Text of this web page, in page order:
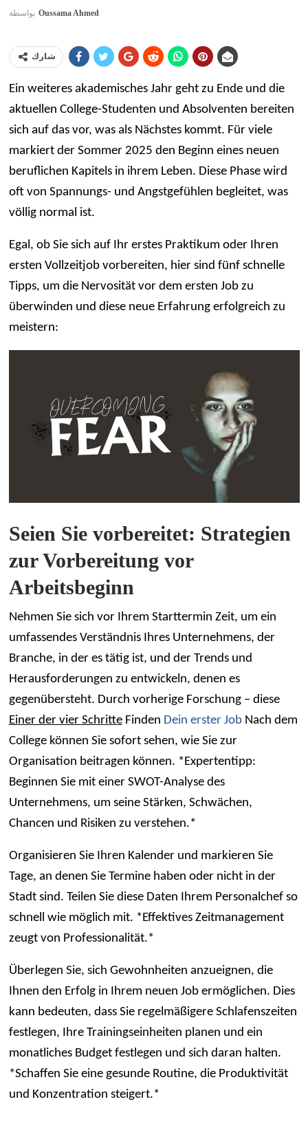
بواسطة Oussama Ahmed
شارك
Ein weiteres akademisches Jahr geht zu Ende und die
aktuellen College-Studenten und Absolventen bereiten
sich auf das vor, was als Nächstes kommt. Für viele
markiert der Sommer 2025 den Beginn eines neuen
beruflichen Kapitels in ihrem Leben. Diese Phase wird
oft von Spannungs- und Angstgefühlen begleitet, was
völlig normal ist.
Egal, ob Sie sich auf Ihr erstes Praktikum oder Ihren
ersten Vollzeitjob vorbereiten, hier sind fünf schnelle
Tipps, um die Nervosität vor dem ersten Job zu
überwinden und diese neue Erfahrung erfolgreich zu
meistern:
Seien Sie vorbereitet: Strategien
zur Vorbereitung vor
Arbeitsbeginn
Nehmen Sie sich vor Ihrem Starttermin Zeit, um ein
umfassendes Verständnis Ihres Unternehmens, der
Branche, in der es tätig ist, und der Trends und
Herausforderungen zu entwickeln, denen es
gegenübersteht. Durch vorherige Forschung – diese
Einer der vier SchritteFinden Dein erster JobNach dem
College können Sie sofort sehen, wie Sie zur
Organisation beitragen können. *Expertentipp:
Beginnen Sie mit einer SWOT-Analyse des
Unternehmens, um seine Stärken, Schwächen,
Chancen und Risiken zu verstehen.*
Organisieren Sie Ihren Kalender und markieren Sie
Tage, an denen Sie Termine haben oder nicht in der
Stadt sind. Teilen Sie diese Daten Ihrem Personalchef so
schnell wie möglich mit. *Effektives Zeitmanagement
zeugt von Professionalität.*
Überlegen Sie, sich Gewohnheiten anzueignen, die
Ihnen den Erfolg in Ihrem neuen Job ermöglichen. Dies
kann bedeuten, dass Sie regelmäßigere Schlafenszeiten
festlegen, Ihre Trainingseinheiten planen und ein
monatliches Budget festlegen und sich daran halten.
*Schaffen Sie eine gesunde Routine, die Produktivität
und Konzentration steigert.*